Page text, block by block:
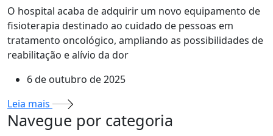
O hospital acaba de adquirir um novo equipamento de
fisioterapia destinado ao cuidado de pessoas em
tratamento oncológico, ampliando as possibilidades de
reabilitação e alívio da dor
6 de outubro de 2025
Leia mais
MAIS VISTOS
Navegue por categoria